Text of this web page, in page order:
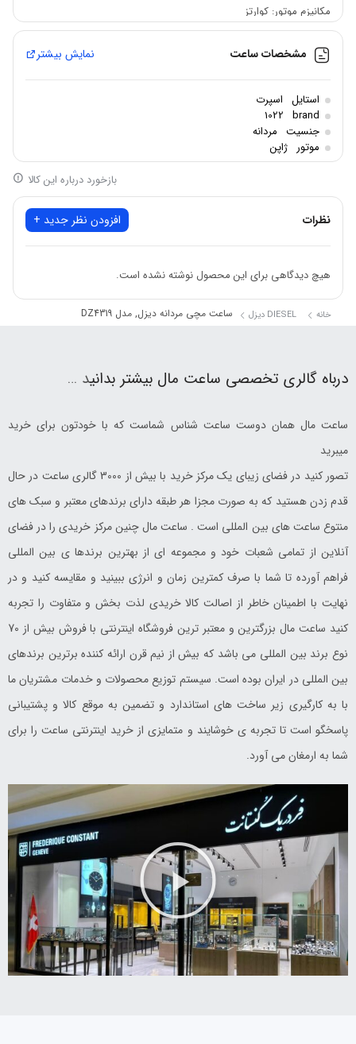
مکانیزم موتور: کوارتز
شکل قاب: گرد
مقاومت در برابر آب: تا عمق 100 متر
مشخصات ساعت نمایش بیشتر
استایل اسپرت
brand
1022
جنسیت مردانه
موتور ژاپن
بازخورد درباره این کالا
نظرات افزودن نظر جدید +
هیچ دیدگاهی برای این محصول نوشته نشده است.
خانه DIESEL دیزل ساعت مچی مردانه دیزل, مدل DZ4319
درباه گالری تخصصی ساعت مال بیشتر بدانید …
ساعت مال همان دوست ساعت شناس شماست که با خودتون برای خرید
میبرید
تصور کنید در فضای زیبای یک مرکز خرید با بیش از 3000 گالری ساعت در حال
قدم زدن هستید که به صورت مجزا هر طبقه دارای برندهای معتبر و سبک های
منتوع ساعت های بین المللی است . ساعت مال چنین مرکز خریدی را در فضای
آنلاین از تمامی شعبات خود و مجموعه ای از بهترین برندها ی بین المللی
فراهم آورده تا شما با صرف کمترین زمان و انرژی ببینید و مقایسه کنید و در
نهایت با اطمینان خاطر از اصالت کالا خریدی لذت بخش و متفاوت را تجربه
کنید ساعت مال بزرگترین و معتبر ترین فروشگاه اینترنتی با فروش بیش از 70
نوع برند بین المللی می باشد که بیش از نیم قرن ارائه کننده برترین برندهای
بین المللی در ایران بوده است. سیستم توزیع محصولات و خدمات مشتریان ما
با به کارگیری زیر ساخت های استاندارد و تضمین به موقع کالا و پشتیبانی
پاسخگو است تا تجربه ی خوشایند و متمایزی از خرید اینترنتی ساعت را برای
شما به ارمغان می آورد.